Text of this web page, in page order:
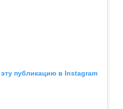
публикацию в Instagram